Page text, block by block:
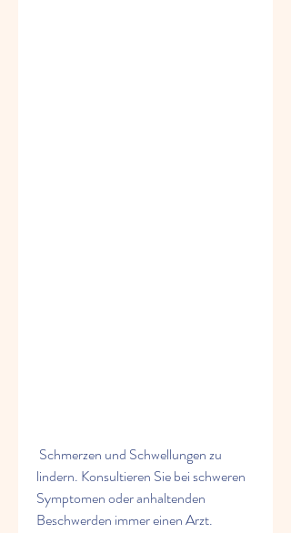
lindern. Konsultieren Sie bei schweren
Symptomen oder anhaltenden
Beschwerden immer einen Arzt.